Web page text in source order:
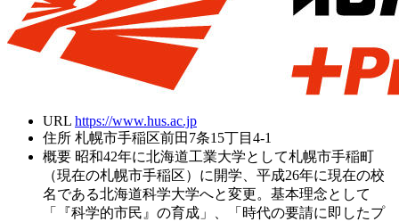
URL https://www.hus.ac.jp
住所 札幌市手稲区前田7条15丁目4-1
概要 昭和42年に北海道工業大学として札幌市手稲町
（現在の札幌市手稲区）に開学、平成26年に現在の校
名である北海道科学大学へと変更。基本理念として
「『科学的市民』の育成」、「時代の要請に即したプ